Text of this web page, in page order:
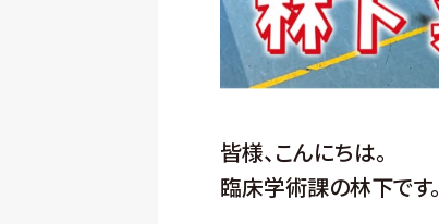
皆様、こんにちは。
臨床学術課の林下です。